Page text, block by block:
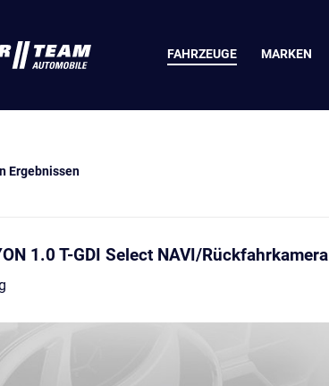
FAHRZEUGE MARKEN
Ergebnissen
1.0 T-GDI Select NAVI/Rückfahrkamera